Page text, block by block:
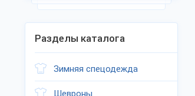
Разделы каталога
Зимняя спецодежда
Шевроны